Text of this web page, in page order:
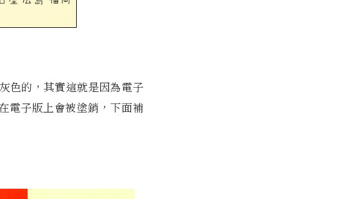
色的，其實這就是因為電子
電子版上會被塗銷，下面補